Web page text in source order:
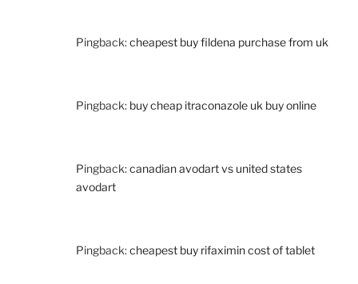
Pingback:cheapest buy fildena purchase from uk
Pingback: buy cheap itraconazole uk buy online
Pingback:canadian avodart vs united states
avodart
Pingback:cheapest buy rifaximin cost of tablet